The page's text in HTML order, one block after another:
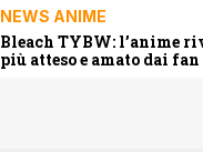
NEWS ANIME
Bleach TYBW: l’anime
più atteso e amato dai fan